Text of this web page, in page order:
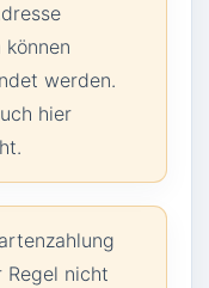
werden.
hier
Regel nicht